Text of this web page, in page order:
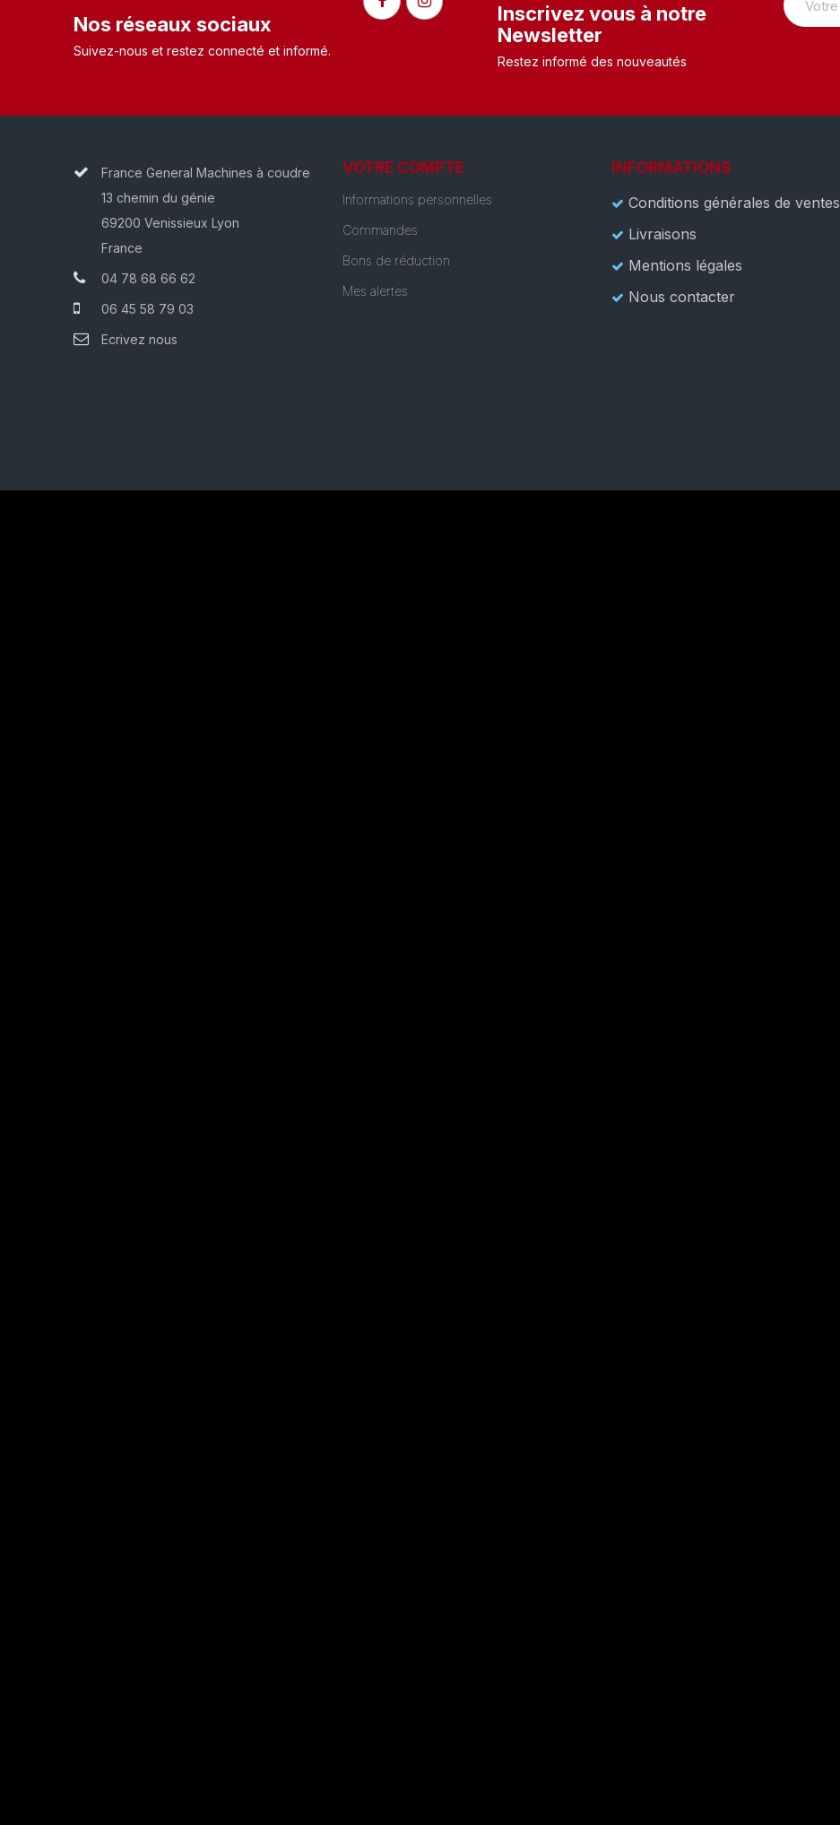
Nos réseaux sociaux
Suivez-nous et restez connecté et informé.​
Inscrivez vous à notre
Newsletter
Restez informé des nouveautés
France General Machines à coudre
13 chemin du génie
69200 Venissieux Lyon
France
04 78 68 66 62
06 45 58 79 03
Ecrivez nous
VOTRE COMPTE
Informations personnelles
Commandes
Bons de réduction
Mes alertes
INFORMATIONS
Conditions générales de ventes
Livraisons
Mentions légales
Nous contacter